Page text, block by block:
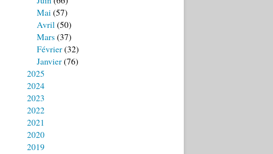
Mai(57)
Avril(50)
Mars (37)
Février(32)
Janvier(76)
2025
2024
2023
2022
2021
2020
2019